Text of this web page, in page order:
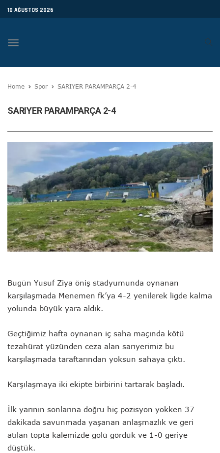
10 AĞUSTOS 2026
Toggle
Home Spor SARIYER PARAMPARÇA 2-4
SARIYER PARAMPARÇA 2-4
Bugün Yusuf Ziya öniş stadyumunda oynanan
karşılaşmada Menemen fk’ya 4-2 yenilerek ligde kalma
yolunda büyük yara aldık.
Geçtiğimiz hafta oynanan iç saha maçında kötü
tezahürat yüzünden ceza alan sarıyerimiz bu
karşılaşmada taraftarından yoksun sahaya çıktı.
Karşılaşmaya iki ekipte birbirini tartarak başladı.
İlk yarının sonlarına doğru hiç pozisyon yokken 37
dakikada savunmada yaşanan anlaşmazlık ve geri
atılan topta kalemizde golü gördük ve 1-0 geriye
düştük.